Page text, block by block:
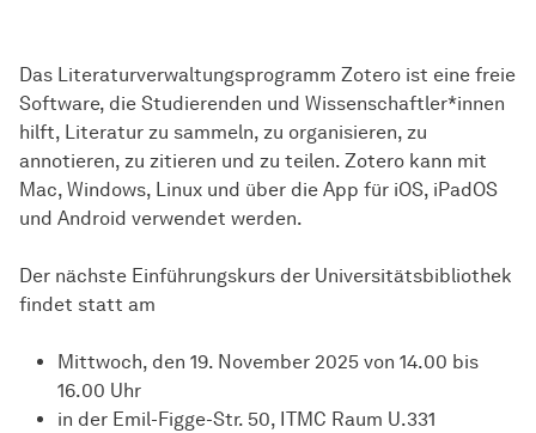
Das Literaturverwaltungsprogramm Zotero ist eine freie
Software, die Studierenden und Wissenschaftler*innen
hilft, Literatur zu sammeln, zu organisieren, zu
annotieren, zu zitieren und zu teilen. Zotero kann mit
Mac, Windows, Linux und über die App für iOS, iPadOS
und Android verwendet werden.
Der nächste Einführungskurs der Universitätsbibliothek
findet statt am
Mittwoch, den 19. November 2025 von 14.00 bis
16.00 Uhr
in der Emil-Figge-Str. 50, ITMC Raum U.331